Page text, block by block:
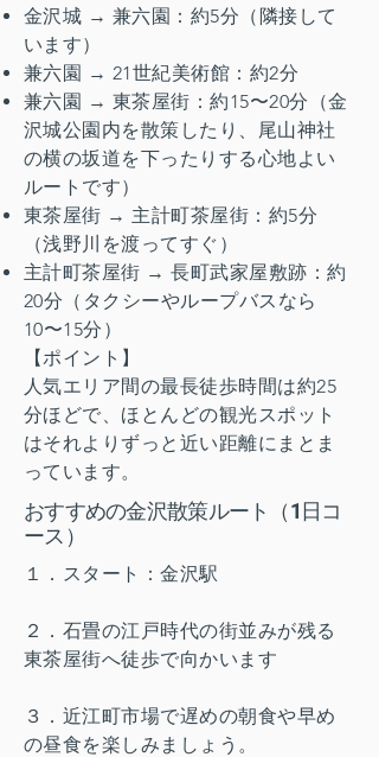
金沢城 → 兼六園：約5分（隣接して
います）
兼六園 → 21世紀美術館：約2分
兼六園 → 東茶屋街：約15〜20分（金
沢城公園内を散策したり、尾山神社
の横の坂道を下ったりする心地よい
ルートです）
東茶屋街 → 主計町茶屋街：約5分
（浅野川を渡ってすぐ）
主計町茶屋街 → 長町武家屋敷跡：約
20分（タクシーやループバスなら
10〜15分）
【ポイント】
人気エリア間の最長徒歩時間は約25
分ほどで、ほとんどの観光スポット
はそれよりずっと近い距離にまとま
っています。
おすすめの金沢散策ルート（1日コ
ース）
１．スタート：金沢駅
２．石畳の江戸時代の街並みが残る
東茶屋街へ徒歩で向かいます
３．近江町市場で遅めの朝食や早め
の昼食を楽しみましょう。